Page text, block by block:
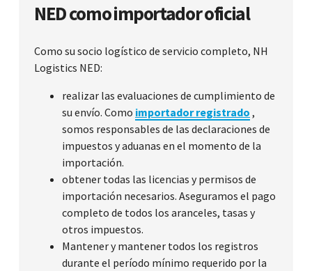
NED como importador oficial
Como su socio logístico de servicio completo, NH
Logistics NED:
realizar las evaluaciones de cumplimiento de
su envío. Como importador registrado ,
somos responsables de las declaraciones de
impuestos y aduanas en el momento de la
importación.
obtener todas las licencias y permisos de
importación necesarios. Aseguramos el pago
completo de todos los aranceles, tasas y
otros impuestos.
Mantener y mantener todos los registros
durante el período mínimo requerido por la